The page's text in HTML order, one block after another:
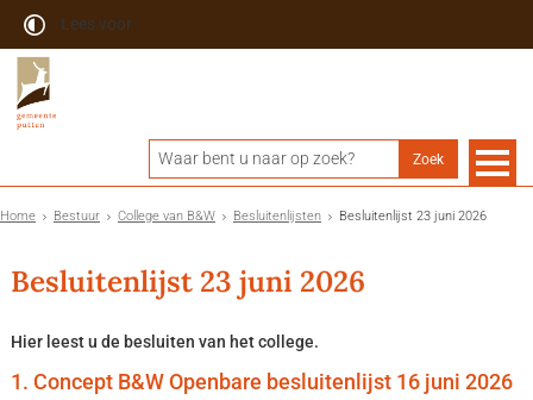
Lees voor
Home Bestuur College van B&W Besluitenlijsten Besluitenlijst 23 juni 2026
Besluitenlijst 23 juni 2026
Hier leest u de besluiten van het college.
1. Concept B&W Openbare besluitenlijst 16 juni 2026